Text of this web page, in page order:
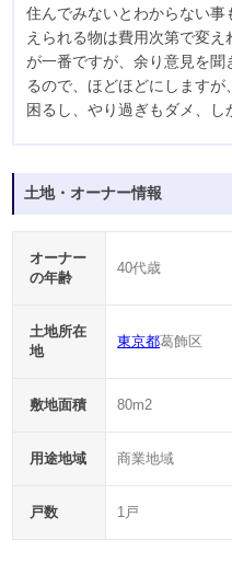
住んでみないとわからない
えられる物は費用次第で変
が一番ですが、余り意見を
るので、ほどほどにします
困るし、やり過ぎもダメ、し
土地・オーナー情報
オーナー
の年齢
40代歳
土地所在
地
東京都葛飾区
敷地面積 80m2
用途地域 商業地域
戸数 1戸